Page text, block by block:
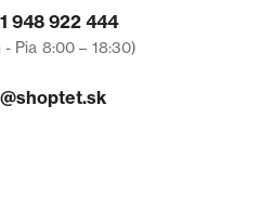
948 922 444
- Pia 8:00 – 18:30)